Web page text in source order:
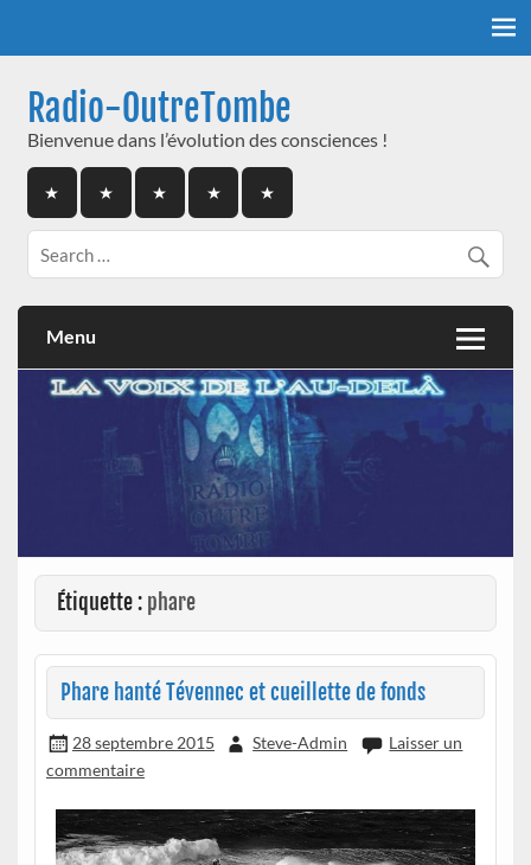
Radio-OutreTombe
Bienvenue dans l’évolution des consciences !
Menu
Étiquette : phare
Phare hanté Tévennec et cueillette de fonds
28 septembre 2015 Steve-Admin
Laisser un
commentaire